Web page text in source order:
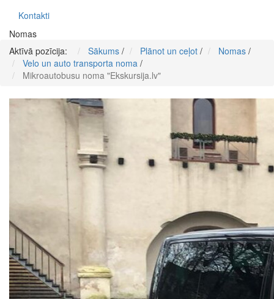
Kontakti
Nomas
Aktīvā pozīcija:
Sākums / Plānot un ceļot / Nomas /
Velo un auto transporta noma /
Mikroautobusu noma "Ekskursija.lv"